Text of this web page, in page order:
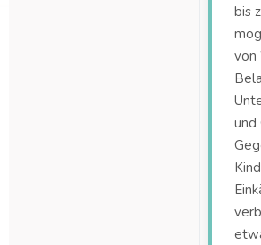
bis
von
und